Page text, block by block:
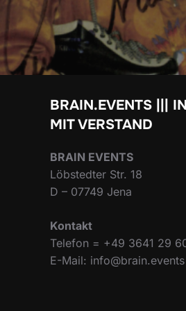
BRAIN.EVENTS |||
MIT VERSTAND
BRAIN EVENTS
Löbstedter Str. 18
D – 07749 Jena
Kontakt
Telefon = +49 3641 29
E-Mail: info@brain.events